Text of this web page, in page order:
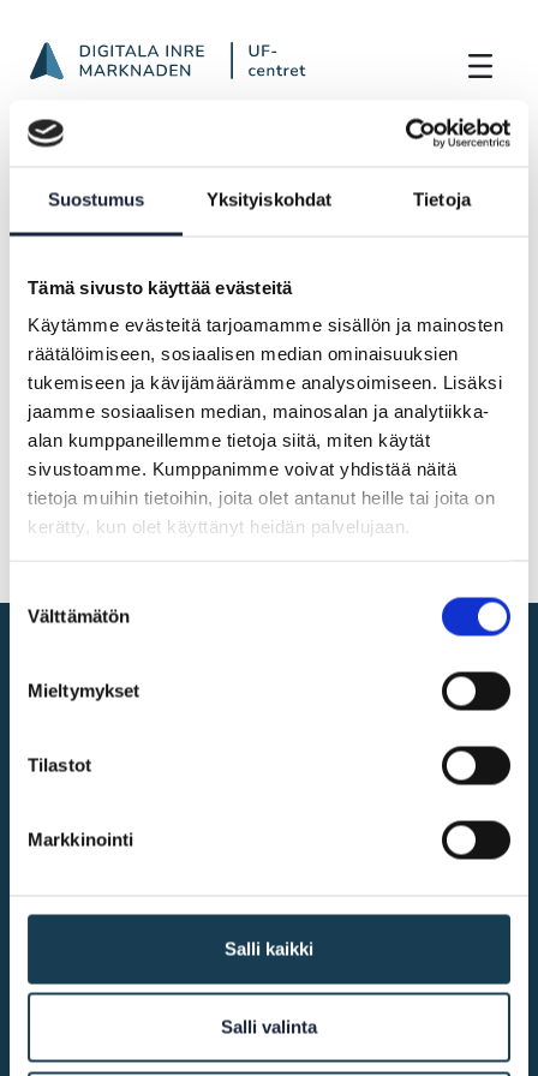
Suostumus Yksityiskohdat Tietoja
Tämä sivusto käyttää evästeitä
Käytämme evästeitä tarjoamamme sisällön ja mainosten
räätälöimiseen, sosiaalisen median ominaisuuksien
tukemiseen ja kävijämäärämme analysoimiseen. Lisäksi
jaamme sosiaalisen median, mainosalan ja analytiikka-
alan kumppaneillemme tietoja siitä, miten käytät
sivustoamme. Kumppanimme voivat yhdistää näitä
tietoja muihin tietoihin, joita olet antanut heille tai joita on
kerätty, kun olet käyttänyt heidän palvelujaan.
valinta
Välttämätön
Mieltymykset
Tilastot
Markkinointi
Salli kaikki
Salli valinta
Nyhetsbrev från november 2024 till januari
NYHET | 14.02.2025
Nyhetsbrev från november 2024 till
januari 2025
Nyhetsbrev bara på finska
Digitala inre marknaden
Kakor